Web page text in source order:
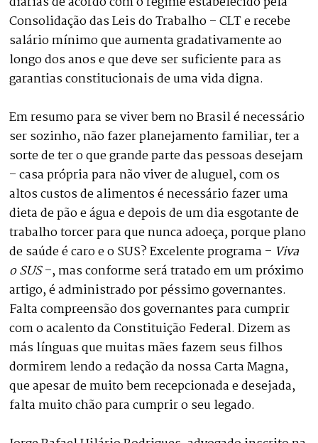
Consolidação das Leis do Trabalho – CLT e recebe
salário mínimo que aumenta gradativamente ao
longo dos anos e que deve ser suficiente para as
garantias constitucionais de uma vida digna.
Em resumo para se viver bem no Brasil é necessário
ser sozinho, não fazer planejamento familiar, ter a
sorte de ter o que grande parte das pessoas desejam
– casa própria para não viver de aluguel, com os
altos custos de alimentos é necessário fazer uma
dieta de pão e água e depois de um dia esgotante de
trabalho torcer para que nunca adoeça, porque plano
de saúde é caro e o SUS? Excelente programa – Viva
o SUS–, mas conforme será tratado em um próximo
artigo, é administrado por péssimo governantes.
Falta compreensão dos governantes para cumprir
com o acalento da Constituição Federal. Dizem as
más línguas que muitas mães fazem seus filhos
dormirem lendo a redação da nossa Carta Magna,
que apesar de muito bem recepcionada e desejada,
falta muito chão para cumprir o seu legado.